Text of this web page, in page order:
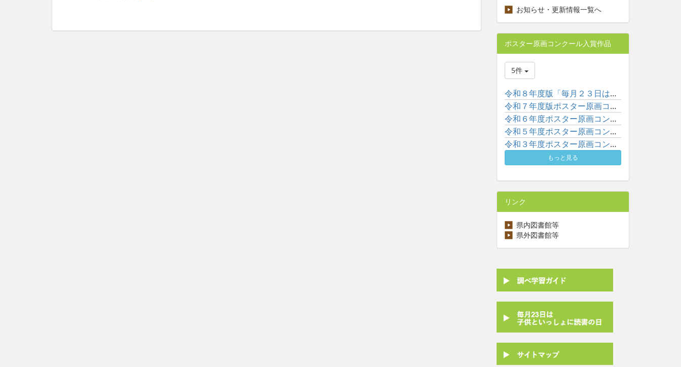
お知らせ・更新情報一覧へ
ポスター原画コンクール入賞作品
5件
令和８年度版「毎月２３日は子どもといっしょに読書の日」ポスタ...
令和７年度版ポスター原画コンクール入賞作品一覧
令和６年度ポスター原画コンクール入賞作品一覧
令和５年度ポスター原画コンクール入賞作品一覧
令和３年度ポスター原画コンクール入賞作品一覧
もっと見る
リンク
県内図書館等
県外図書館等